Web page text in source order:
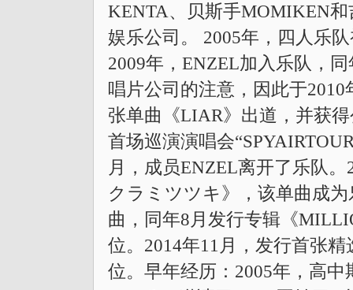
KENTA、贝斯手MOMIKEN
娱乐公司。 2005年，四人乐
2009年，ENZEL加入乐队，
唱片公司的注意，因此于2010
张单曲《LIAR》出道，并获
首场巡演演唱会
月，成员ENZEL离开了乐队
クラミツツキ》，该单曲成
曲，同年8月发行专辑《
位。2014年11月，发行首张
位。早年经历：2005年，高